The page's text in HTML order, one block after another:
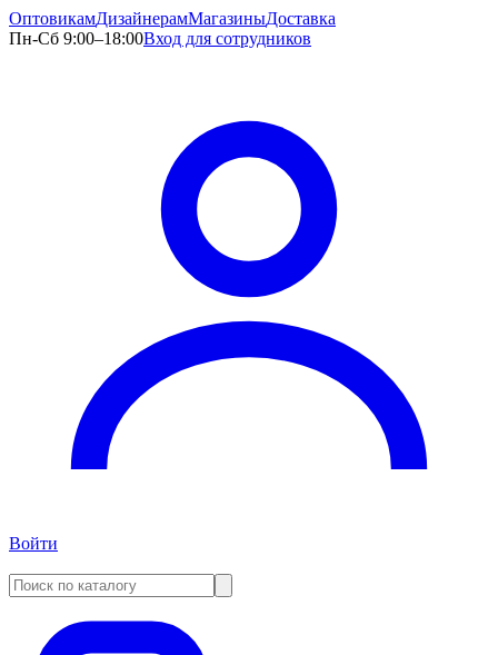
ОптовикамДизайнерамМагазиныДоставка
Пн-Сб 9:00–18:00Вход для сотрудников
Войти